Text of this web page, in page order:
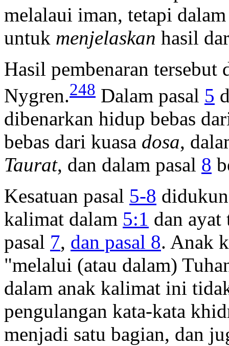
melalaui iman, tetapi
untuk menjelaskan hasil
Hasil pembenaran tersebut
Nygren.248 Dalam pasal 5
dibenarkan hidup bebas
bebas dari kuasa dosa,
Taurat, dan dalam pasal 8
Kesatuan pasal 5-8
kalimat dalam 5:1 dan
pasal 7, dan pasal 8. Anak
"melalui (atau dalam)
dalam anak kalimat ini
pengulangan kata-kata
menjadi satu bagian, dan